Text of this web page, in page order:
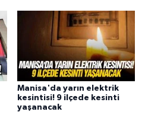
Manisa'da yarın elektrik
kesintisi! 9 ilçede kesinti
yaşanacak